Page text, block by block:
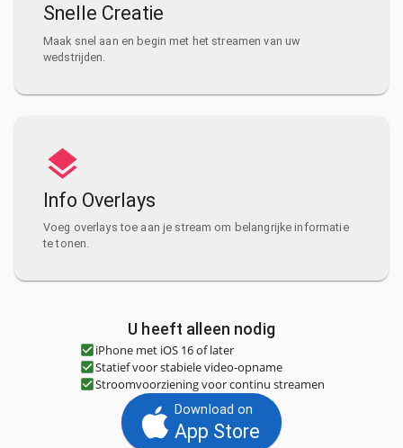
Snelle Creatie
Maak snel aan en begin met het streamen van uw
wedstrijden.
Info Overlays
Voeg overlays toe aan je stream om belangrijke informatie
te tonen.
U heeft alleen nodig
iPhone met iOS 16 of later
Statief voor stabiele video-opname
Stroomvoorziening voor continu streamen
Download on
App Store